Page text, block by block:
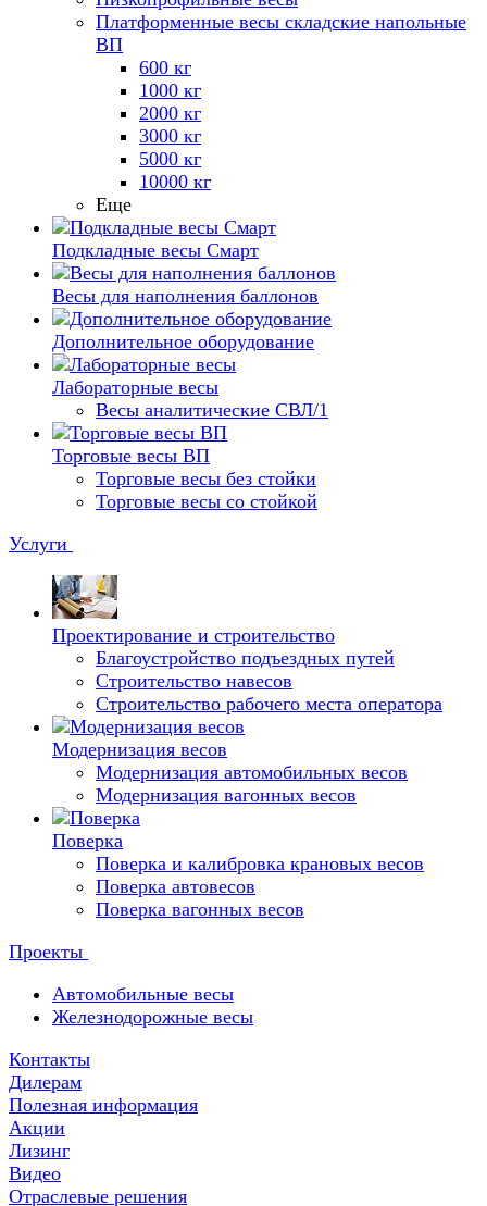
Платформенные весы складские напольные
ВП
600 кг
1000 кг
2000 кг
3000 кг
5000 кг
10000 кг
Еще
Подкладные весы Смарт
Весы для наполнения баллонов
Дополнительное оборудование
Лабораторные весы
Весы аналитические СВЛ/1
Торговые весы ВП
Торговые весы без стойки
Торговые весы со стойкой
Услуги
Проектирование и строительство
Благоустройство подъездных путей
Строительство навесов
Строительство рабочего места оператора
Модернизация весов
Модернизация автомобильных весов
Модернизация вагонных весов
Поверка
Поверка и калибровка крановых весов
Поверка автовесов
Поверка вагонных весов
Проекты
Автомобильные весы
Железнодорожные весы
Контакты
Дилерам
Полезная информация
Акции
Лизинг
Видео
Отраслевые решения